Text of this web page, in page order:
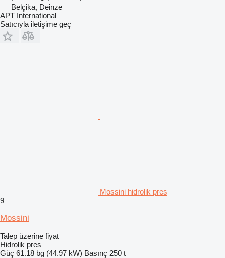
Belçika, Deinze
APT International
Satıcıyla iletişime geç
Mossini hidrolik pres
9
Mossini
Talep üzerine fiyat
Hidrolik pres
Güç 61.18 bg (44.97 kW) Basınç 250 t